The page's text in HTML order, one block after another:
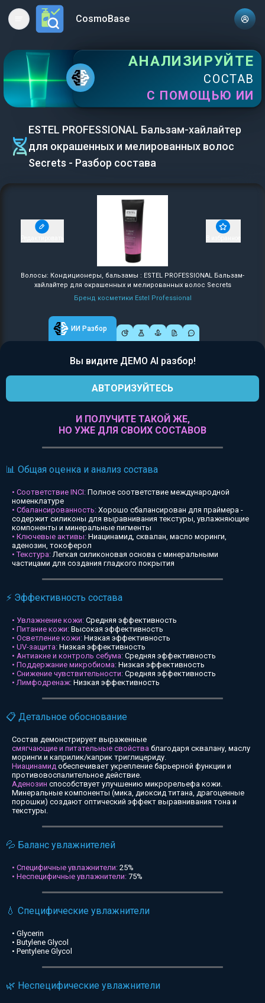
Open main menuCosmoBase
АНАЛИЗИРУЙТЕ
СОСТАВ
С ПОМОЩЬЮ ИИ
ESTEL PROFESSIONAL Бальзам-хайлайтер
для окрашенных и мелированных волос
Secrets - Разбор состава
Волосы: Кондиционеры, бальзамы : ESTEL PROFESSIONAL Бальзам-
хайлайтер для окрашенных и мелированных волос Secrets
Бренд косметики Estel Professional
ИИ Разбор
Вы видите ДЕМО AI разбор!
АВТОРИЗУЙТЕСЬ
И ПОЛУЧИТЕ ТАКОЙ ЖЕ,
НО УЖЕ ДЛЯ СВОИХ СОСТАВОВ
📊 Общая оценка и анализ состава
• Соответствие INCI: Полное соответствие международной
номенклатуре
• Сбалансированность: Хорошо сбалансирован для праймера -
содержит силиконы для выравнивания текстуры, увлажняющие
компоненты и минеральные пигменты
• Ключевые активы: Ниацинамид, сквалан, масло моринги,
аденозин, токоферол
• Текстура:Легкая силиконовая основа с минеральными
частицами для создания гладкого покрытия
⚡ Эффективность состава
• Увлажнение кожи: Средняя эффективность
• Питание кожи: Высокая эффективность
• Осветление кожи: Низкая эффективность
• UV-защита: Низкая эффективность
• Антиакне и контроль себума: Средняя эффективность
• Поддержание микробиома: Низкая эффективность
• Снижение чувствительности: Средняя эффективность
• Лимфодренаж: Низкая эффективность
📋 Детальное обоснование
Состав демонстрирует выраженные
смягчающие и питательные свойства благодаря сквалану, маслу
моринги и каприлик/каприк триглицериду.
Ниацинамид обеспечивает укрепление барьерной функции и
противовоспалительное действие.
Аденозин способствует улучшению микрорельефа кожи.
Минеральные компоненты (мика, диоксид титана, драгоценные
порошки) создают оптический эффект выравнивания тона и
текстуры.
💦 Баланс увлажнителей
• Специфичные увлажнители: 25%
• Неспецифичные увлажнители: 75%
💧 Специфические увлажнители
• Glycerin
• Butylene Glycol
• Pentylene Glycol
🌿 Неспецифические увлажнители